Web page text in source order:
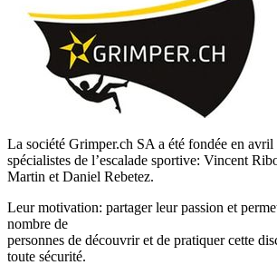
La société Grimper.ch SA a été fondée en
spécialistes de l’escalade sportive: Vincent
Martin et Daniel Rebetez.
Leur motivation: partager leur passion et
nombre de
personnes de découvrir et de pratiquer cette
toute sécurité.